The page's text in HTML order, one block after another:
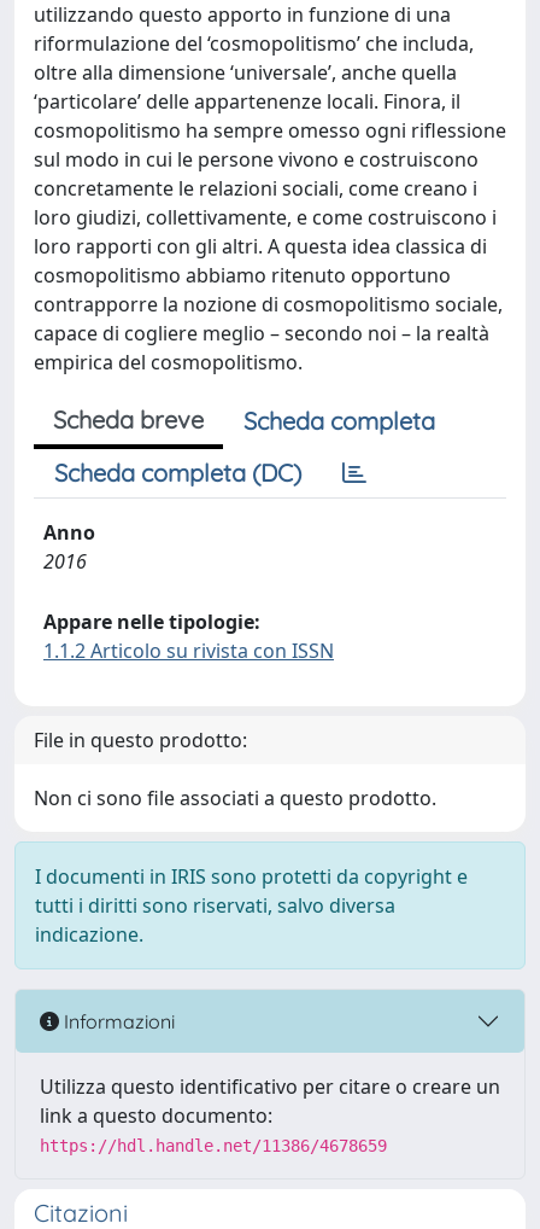
utilizzando questo apporto in funzione di una
riformulazione del ‘cosmopolitismo’ che includa,
oltre alla dimensione ‘universale’, anche quella
‘particolare’ delle appartenenze locali. Finora, il
cosmopolitismo ha sempre omesso ogni riflessione
sul modo in cui le persone vivono e costruiscono
concretamente le relazioni sociali, come creano i
loro giudizi, collettivamente, e come costruiscono i
loro rapporti con gli altri. A questa idea classica di
cosmopolitismo abbiamo ritenuto opportuno
contrapporre la nozione di cosmopolitismo sociale,
capace di cogliere meglio – secondo noi – la realtà
empirica del cosmopolitismo.
Scheda breve
Scheda completa
Scheda completa (DC)
Anno
2016
Appare nelle tipologie:
1.1.2 Articolo su rivista con ISSN
File in questo prodotto:
Non ci sono file associati a questo prodotto.
I documenti in IRIS sono protetti da copyright e
tutti i diritti sono riservati, salvo diversa
indicazione.
Informazioni
Utilizza questo identificativo per citare o creare un
link a questo documento:
https://hdl.handle.net/11386/4678659
Citazioni